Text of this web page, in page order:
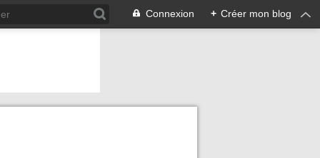
Connexion + Créer mon blog